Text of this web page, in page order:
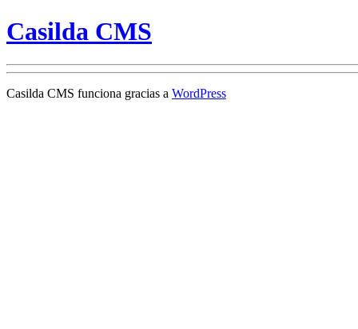
Casilda CMS
Casilda CMS funciona gracias a WordPress